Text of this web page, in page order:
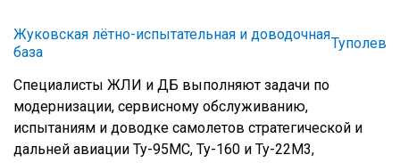
Жуковская лётно-испытательная и доводочная
база
Туполев
Специалисты ЖЛИ и ДБ выполняют задачи по
модернизации, сервисному обслуживанию,
испытаниям и доводке самолетов стратегической и
дальней авиации Ту-95МС, Ту-160 и Ту-22М3,